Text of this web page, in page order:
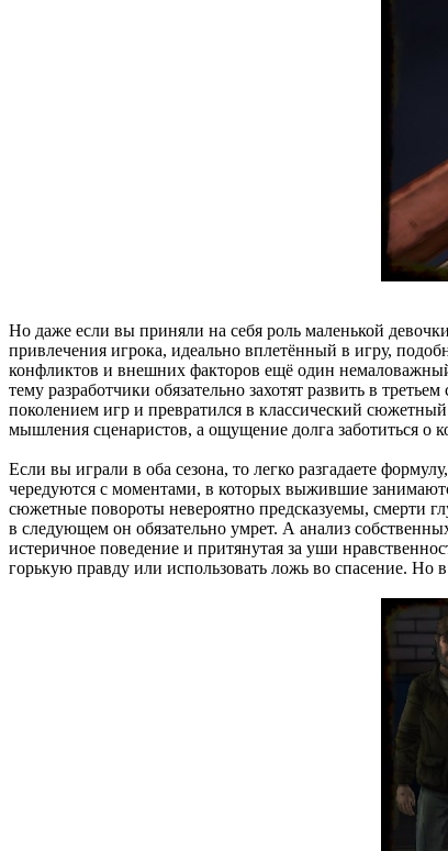
Но даже если вы приняли на себя роль маленькой
привлечения игрока, идеально вплетённый в игру,
конфликтов и внешних факторов ещё один
тему разработчики обязательно захотят развить в
поколением игр и превратился в классический
мышления сценаристов, а ощущение долга заботиться о
Если вы играли в оба сезона, то легко разгадаете
чередуются с моментами, в которых выжившие
сюжетные повороты невероятно предсказуемы, смерти
в следующем он обязательно умрет. А анализ
истеричное поведение и притянутая за уши
горькую правду или использовать ложь во спасение. Но